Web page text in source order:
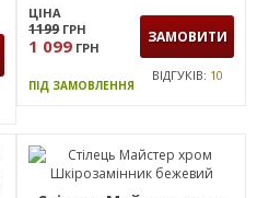
1199
1 099 ГРН
ЗАМОВИТИ
ВІДГУКІВ:10
Стілець Ізо чорний А-20